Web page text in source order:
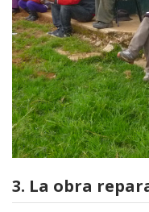
3. La obra